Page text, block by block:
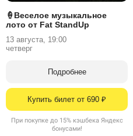
🍦Веселое музыкальное
лото от Fat StandUp
13 августа, 19:00
четверг
Подробнее
Купить билет от 690 ₽
При покупке до 15% кэшбека Яндекс
бонусами!